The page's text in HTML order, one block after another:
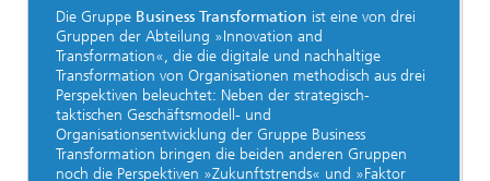
Die Gruppe Business Transformation ist eine von drei
Gruppen der Abteilung »Innovation and
Transformation«, die die digitale und nachhaltige
Transformation von Organisationen methodisch aus drei
Perspektiven beleuchtet: Neben der strategisch-
taktischen Geschäftsmodell- und
Organisationsentwicklung der Gruppe Business
Transformation bringen die beiden anderen Gruppen
noch die Perspektiven »Zukunftstrends« und »Faktor